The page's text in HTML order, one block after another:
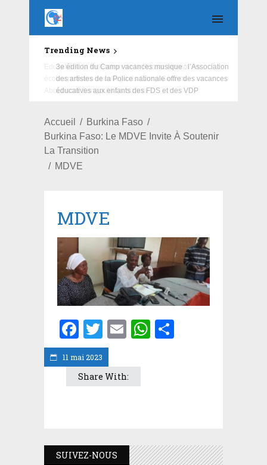
Trending News
Education : la fédération de la Russie rénove les
écoles primaire et collège du Camp Général
Aboubacar Sangoulé Lamizana
Accueil
Burkina Faso
Burkina Faso: Le MDVE Invite À Soutenir
La Transition
MDVE
11 mai 2023
MDVE
Facebook
Twitter
EmailWhatsApp
Share With:
SUIVEZ-NOUS